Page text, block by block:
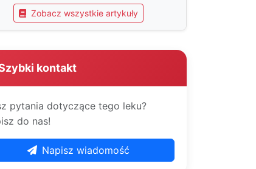
Zobacz wszystkie artykuły
kontakt
pytania dotyczące tego leku?
do nas!
Napisz wiadomość